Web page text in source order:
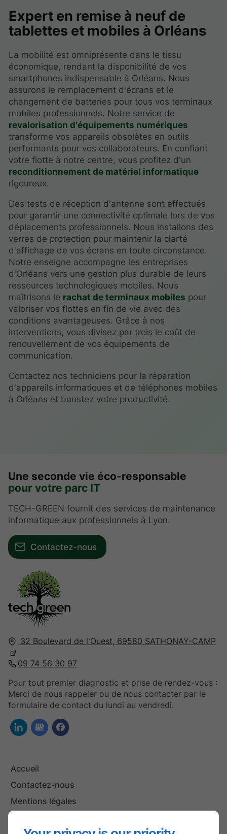
Expert en remise à neuf de
tablettes et mobiles à Orléans
La mobilité est omniprésente dans le tissu
économique, rendant la disponibilité de vos
smartphones indispensable à Orléans. Nous
assurons le remplacement d'écrans et le
changement de batteries pour tous vos terminaux
mobiles professionnels. Notre service de
revalorisation d'équipements numériques
transforme vos appareils obsolètes en outils
performants pour vos collaborateurs. En confiant
votre flotte à notre centre, vous profitez d'un
reconditionnement de matériel informatique
rigoureux.
Des tests de réception d'antenne sont effectués
pour garantir une connectivité optimale lors de vos
déplacements professionnels. Nous installons des
verres de protection pour maintenir la clarté
d'affichage de vos écrans en toute circonstance.
Notre enseigne accompagne les entreprises
d'Orléans vers une gestion plus durable de leurs
ressources technologiques mobiles. Nous
maîtrisons le rachat de terminaux mobiles pour
valoriser vos flottes en fin de vie avec des
conditions avantageuses. Grâce à nos
interventions, vous divisez par trois le coût de
renouvellement de vos équipements de
communication.
Contactez nos techniciens pour la réparation
d'appareils informatiques et de téléphones mobiles
à Orléans et boostez votre productivité.
32 Boulevard de l'Ouest, 69580 SATHONAY-CAMP
09 74 56 30 97
Pour tout premier diagnostic et prise de rendez-vous :
Merci de nous rappeler ou de nous contacter par le
formulaire de contact du lundi au vendredi.
Accueil
Contactez-nous
Mentions légales
Une seconde vie éco-responsable
pour votre parc IT
TECH-GREEN fournit des services de maintenance
informatique aux professionnels à Lyon.
Contactez-nous